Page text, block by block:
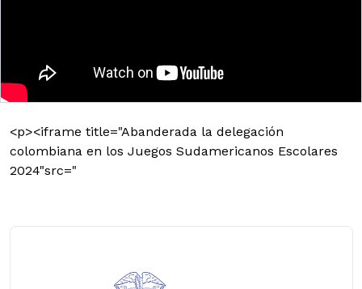
<p><iframe title="Abanderada la delegación
colombiana en los Juegos Sudamericanos Escolares
2024"src="